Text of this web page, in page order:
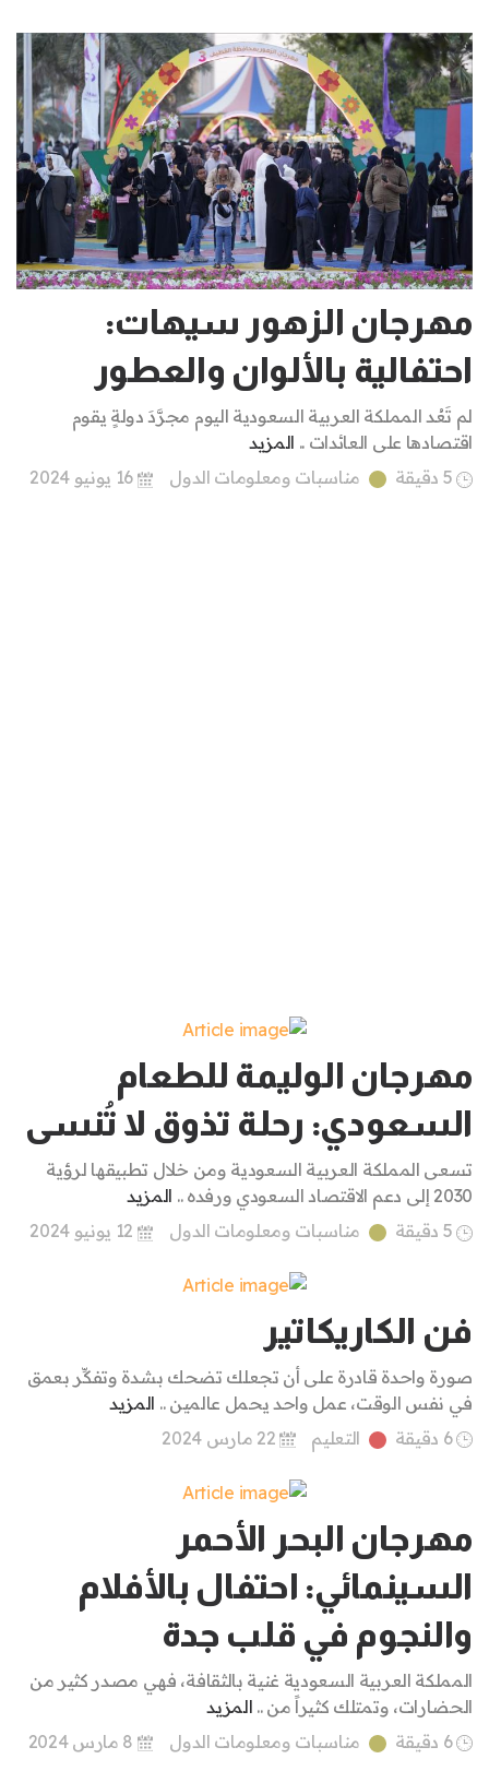
مهرجان الزهور سيهات:
احتفالية بالألوان والعطور
لم تَعُد المملكة العربية السعودية اليوم مجرَّدَ دولةٍ يقوم
اقتصادها على العائدات .. المزيد
5 دقيقة
مناسبات ومعلومات الدول
مهرجان الوليمة للطعام
السعودي: رحلة تذوق لا تُنسى
تسعى المملكة العربية السعودية ومن خلال تطبيقها لرؤية
2030 إلى دعم الاقتصاد السعودي ورفده ..
المزيد
5 دقيقة
مناسبات ومعلومات الدول
فن الكاريكاتير
صورة واحدة قادرة على أن تجعلك تضحك بشدة وتفكِّر بعمق
في نفس الوقت، عمل واحد يحمل عالمين .. المزيد
6 دقيقة
التعليم 22 مارس 2024
مهرجان البحر الأحمر
السينمائي: احتفال بالأفلام
والنجوم في قلب جدة
المملكة العربية السعودية غنية بالثقافة، فهي مصدر كثير من
الحضارات، وتمتلك كثيراً من .. المزيد
6 دقيقة
مناسبات ومعلومات الدول